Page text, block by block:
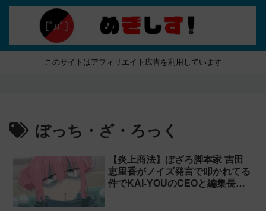
このサイトはアフィリエイト広告を利用しています
ぼっち・ざ・ろっく
【炎上商法】ぼざろ脚本家 吉田
恵里香がノイズ発言で叩かれてる
件でKAI-YOUのCEOと編集長が